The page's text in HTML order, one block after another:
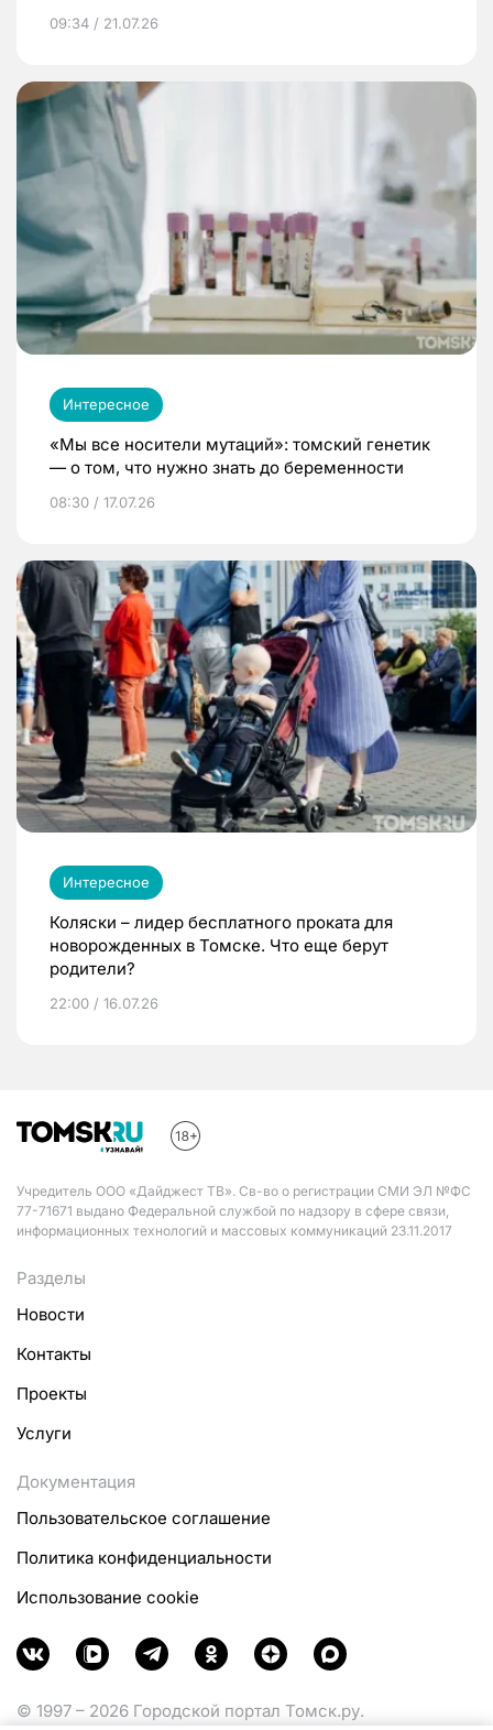
09:34 / 21.07.26
Интересное
«Мы все носители мутаций»: томский генетик
— о том, что нужно знать до беременности
08:30 / 17.07.26
Интересное
Коляски – лидер бесплатного проката для
новорожденных в Томске. Что еще берут
родители?
22:00 / 16.07.26
Учредитель ООО «Дайджест ТВ». Св-во о регистрации СМИ ЭЛ №ФС
77-71671 выдано Федеральной службой по надзору в сфере связи,
информационных технологий и массовых коммуникаций 23.11.2017
Разделы
Новости
Контакты
Проекты
Услуги
Документация
Пользовательское соглашение
Политика конфиденциальности
Использование cookie
© 1997 – 2026 Городской портал Томск.ру.